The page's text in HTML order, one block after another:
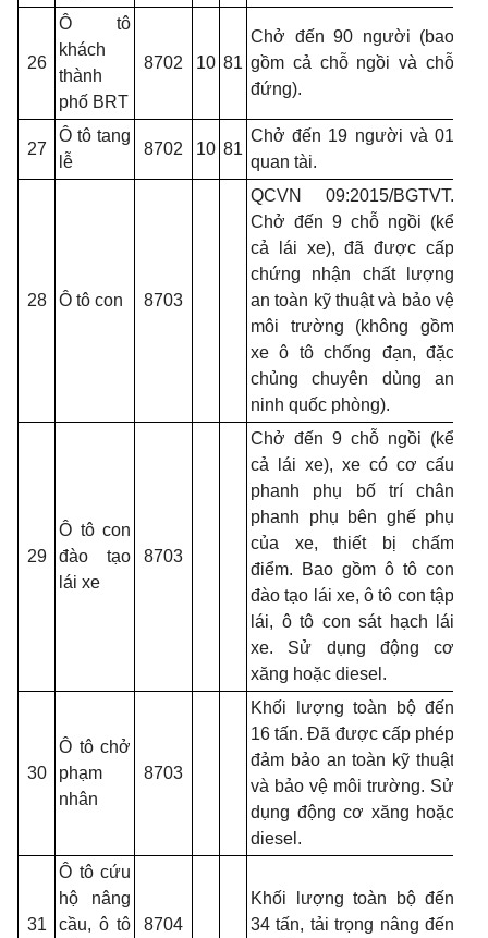
26
Ô tô
khách
thành
phố BRT
8702 10 81
Chở đến 90 người (bao
gồm cả chỗ ngồi và chỗ
đứng).
27
Ô tô tang
lễ
8702 10 81
Chở đến 19 người và 01
quan tài.
28 Ô tô con 8703
QCVN 09:2015/BGTVT.
Chở đến 9 chỗ ngồi (kể
cả lái xe), đã được cấp
chứng nhận chất lượng
an toàn kỹ thuật và bảo vệ
môi trường (không gồm
xe ô tô chống đạn, đặc
chủng chuyên dùng an
ninh quốc phòng).
29
Ô tô con
đào tạo
lái xe
8703
Chở đến 9 chỗ ngồi (kể
cả lái xe), xe có cơ cấu
phanh phụ bố trí chân
phanh phụ bên ghế phụ
của xe, thiết bị chấm
điểm. Bao gồm ô tô con
đào tạo lái xe, ô tô con tập
lái, ô tô con sát hạch lái
xe. Sử dụng động cơ
xăng hoặc diesel.
30
Ô tô chở
phạm
nhân
8703
Khối lượng toàn bộ đến
16 tấn. Đã được cấp phép
đảm bảo an toàn kỹ thuật
và bảo vệ môi trường. Sử
dụng động cơ xăng hoặc
diesel.
31
Ô tô cứu
hộ nâng
cầu, ô tô
8704
Khối lượng toàn bộ đến
34 tấn, tải trọng nâng đến